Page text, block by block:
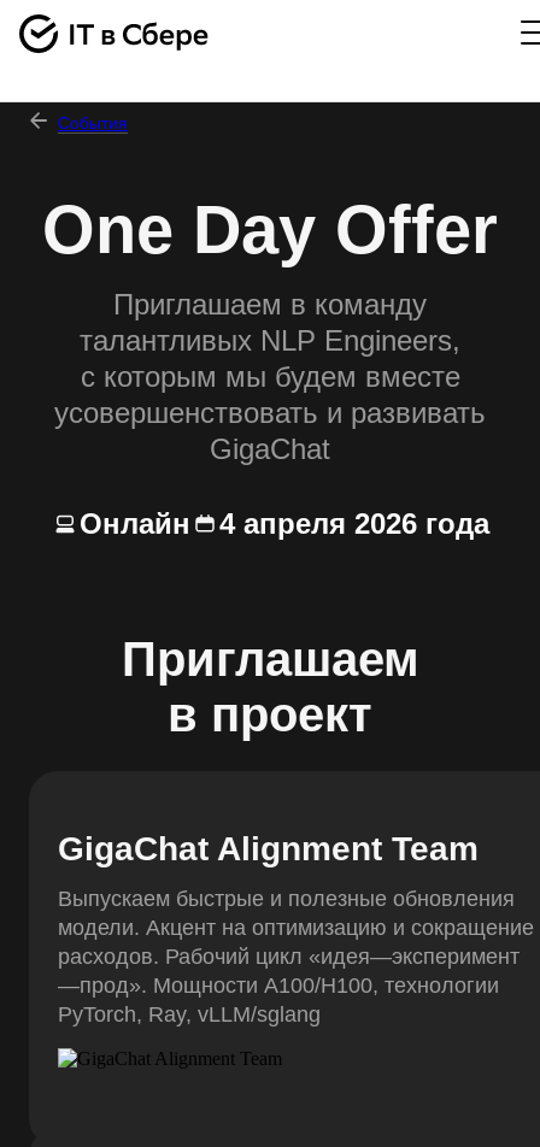
События
One Day Offer
Приглашаем в команду
талантливых NLP Engineers,
с которым мы будем вместе
усовершенствовать и развивать
GigaChat
Онлайн 4 апреля 2026 года
Приглашаем
в проект
GigaChat Alignment Team
Выпускаем быстрые и полезные обновления
модели. Акцент на оптимизацию и сокращение
расходов. Рабочий цикл «идея—эксперимент
—прод». Мощности A100/H100, технологии
PyTorch, Ray, vLLM/sglang